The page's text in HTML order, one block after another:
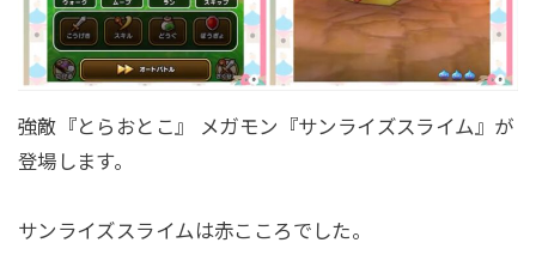
強敵『とらおとこ』 メガモン『サンライズスライム』が
登場します。
サンライズスライムは赤こころでした。